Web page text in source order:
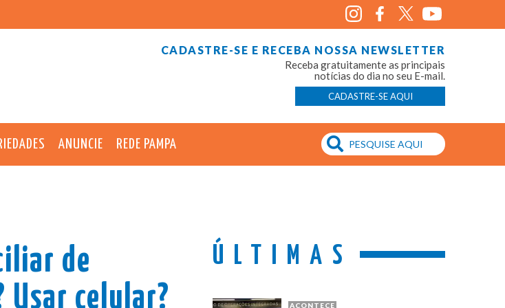
CADASTRE-SE E RECEBA NOSSA NEWSLETTER
Receba gratuitamente as principais
notícias do dia no seu E-mail.
CADASTRE-SE AQUI
ANUNCIE REDE PAMPA
de
Usar celular?
ÚLTIMAS
ACONTECE